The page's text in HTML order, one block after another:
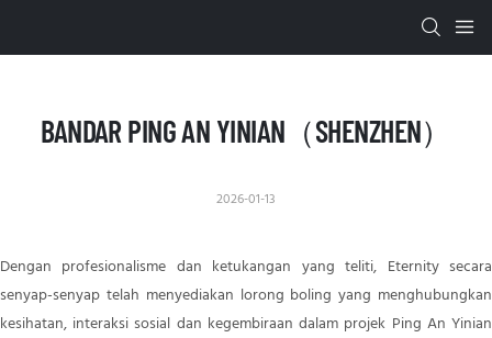
BANDAR PING AN YINIAN（SHENZHEN）
2026-01-13
Dengan profesionalisme dan ketukangan yang teliti, Eternity secara
senyap-senyap telah menyediakan lorong boling yang menghubungkan
kesihatan, interaksi sosial dan kegembiraan dalam projek Ping An Yinian